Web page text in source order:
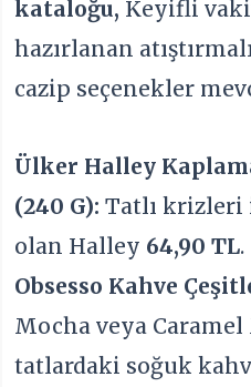
kataloğu, Keyifli
hazırlanan
cazip seçenekler
Ülker Halley
(240 G): Tatlı krizleri
olan Halley 64,90 TL.
Obsesso Kahve
Mocha veya
tatlardaki soğuk